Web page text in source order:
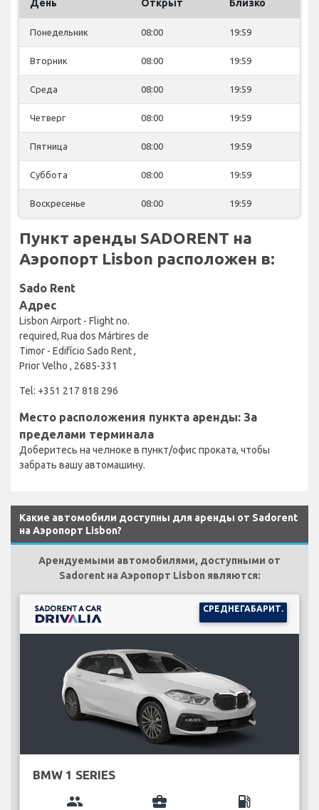
День Открыт Близко
Понедельник 08:00 19:59
Вторник 08:00 19:59
Среда 08:00 19:59
Четверг 08:00 19:59
Пятница 08:00 19:59
Суббота 08:00 19:59
Воскресенье 08:00 19:59
Пункт аренды SADORENT на
Аэропорт Lisbon расположен в:
Sado Rent
Адрес
Lisbon Airport - Flight no.
required, Rua dos Mártires de
Timor - Edifício Sado Rent ,
Prior Velho , 2685-331
Tel: +351 217 818 296
Место расположения пункта аренды: За
пределами терминала
Доберитесь на челноке в пункт/офис проката, чтобы
забрать вашу автомашину.
Какие автомобили доступны для аренды от Sadorent
на Аэропорт Lisbon?
Арендуемыми автомобилями, доступными от
Sadorent на Аэропорт Lisbon являются:
СРЕДНЕГАБАРИТ.
BMW 1 SERIES
group business_center local_gas_station